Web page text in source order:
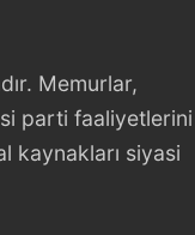
Memurlar,
parti faaliyetlerini
kaynakları siyasi